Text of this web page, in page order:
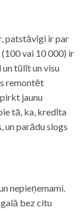
patstāvīgi ir par
vai 10 000) ir
tūlīt un visu
remontēt
jaunu
tā, ka, kredīta
un parādu slogs
nepieņemami.
bez citu